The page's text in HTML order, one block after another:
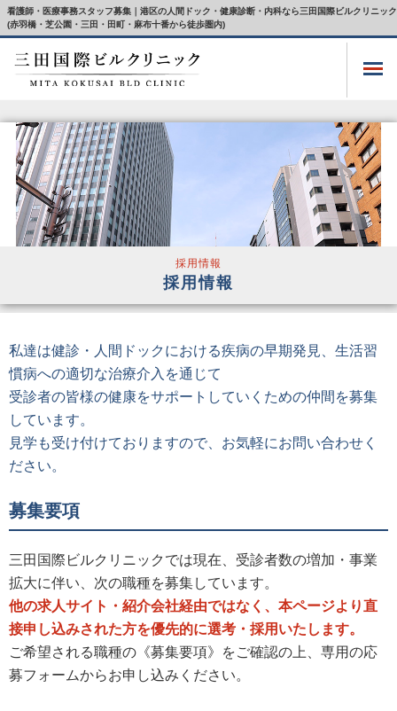
看護師・医療事務スタッフ募集｜港区の人間ドック・健康診断・内科なら三田国際ビルクリニック
(赤羽橋・芝公園・三田・田町・麻布十番から徒歩圏内)
採用情報
採用情報
私達は健診・人間ドックにおける疾病の早期発見、生活習
慣病への適切な治療介入を通じて
受診者の皆様の健康をサポートしていくための仲間を募集
しています。
見学も受け付けておりますので、お気軽にお問い合わせく
ださい。
募集要項
三田国際ビルクリニックでは現在、受診者数の増加・事業
拡大に伴い、次の職種を募集しています。
他の求人サイト・紹介会社経由ではなく、本ページより直
接申し込みされた方を優先的に選考・採用いたします。
ご希望される職種の《募集要項》をご確認の上、専用の応
募フォームからお申し込みください。